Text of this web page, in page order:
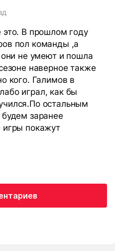
В прошлом году
пол команды ,а
они не умеют и пошла
наверное также
кого. Галимов в
играл, как бы
остальным
заранее
игры покажут